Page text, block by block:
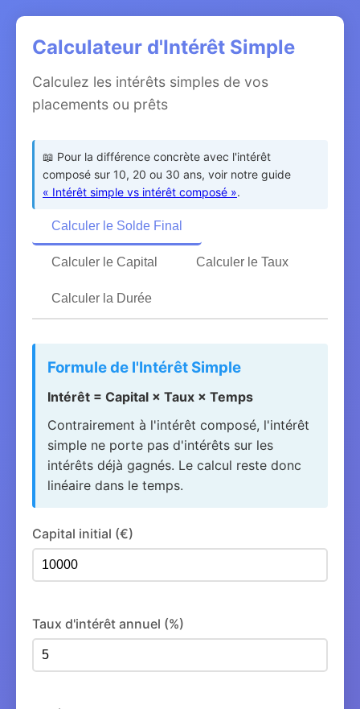
Calculateur d'Intérêt Simple
Calculez les intérêts simples de vos
placements ou prêts
📖 Pour la différence concrète avec l'intérêt
composé sur 10, 20 ou 30 ans, voir notre guide
« Intérêt simple vs intérêt composé ».
Calculer le Solde Final
Calculer le Capital Calculer le Taux
Calculer la Durée
Formule de l'Intérêt Simple
Intérêt = Capital × Taux × Temps
Contrairement à l'intérêt composé, l'intérêt
simple ne porte pas d'intérêts sur les
intérêts déjà gagnés. Le calcul reste donc
linéaire dans le temps.
Capital initial (€)
Taux d'intérêt annuel (%)